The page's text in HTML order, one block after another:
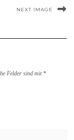
NEXT IMAGE
Felder sind mit *